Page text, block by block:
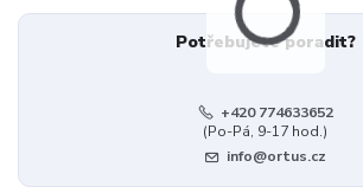
Potřebujete poradit?
+420 774633652
(Po-Pá, 9-17 hod.)
info@ortus.cz